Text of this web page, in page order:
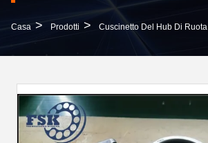
Casa > Prodotti > Cuscinetto Del Hub Di Ruota